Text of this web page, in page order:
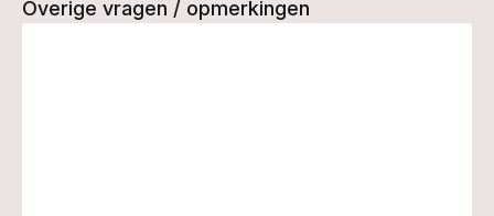
Overige vragen / opmerkingen